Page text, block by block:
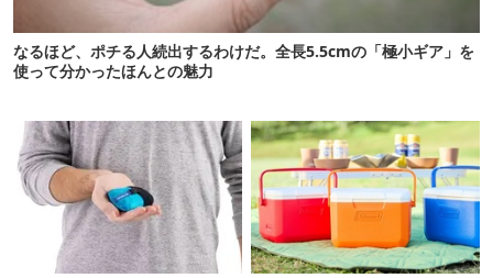
なるほど、ポチる人続出するわけだ。全長5.5cmの「極小ギア」を
使って分かったほんとの魅力